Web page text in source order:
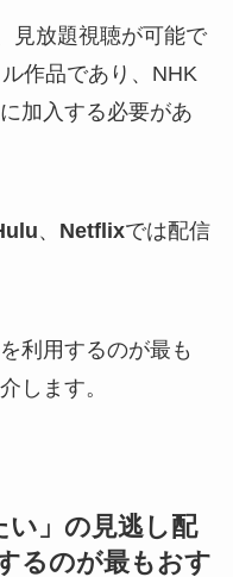
見放題視聴が可能で
作品であり、NHK
加入する必要があ
、 Netflixでは配信
利用するのが最も
します。
い 」の見逃し配
るのが最もおす